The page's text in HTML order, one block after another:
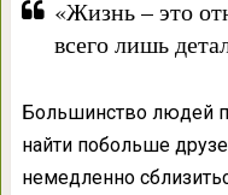
«Жизнь – это
всего лишь
Большинство людей
найти побольше
немедленно